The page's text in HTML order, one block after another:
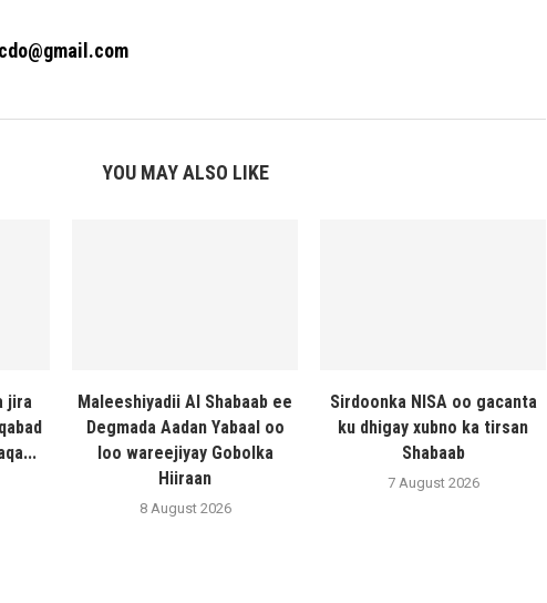
YOU MAY ALSO LIKE
jira
Maleeshiyadii Al Shabaab ee
Degmada Aadan Yabaal oo
loo wareejiyay Gobolka
Hiiraan
8 August 2026
Sirdoonka NISA oo gacanta
ku dhigay xubno ka tirsan
Shabaab
7 August 2026